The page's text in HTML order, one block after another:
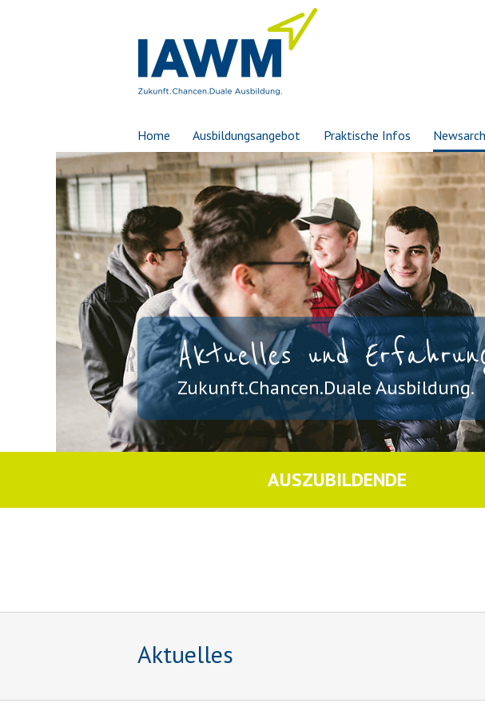
Home Ausbildungsangebot Praktische Infos
Aktuelles und
Zukunft.Chancen.Duale Ausbildung.
AUSZUBILDENDE
Aktuelles